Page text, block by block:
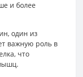
и более
один из
важную роль в
что